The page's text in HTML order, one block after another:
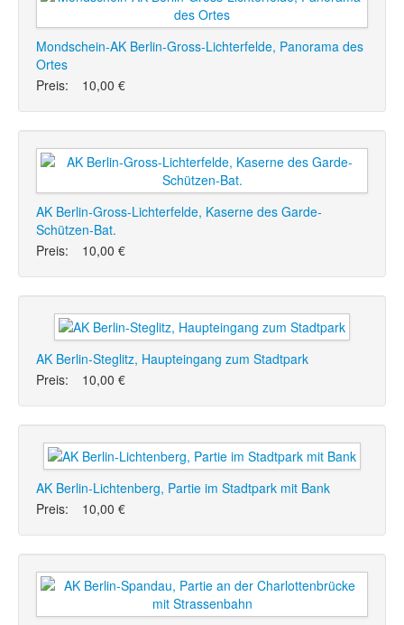
Mondschein-AK Berlin-Gross-Lichterfelde, Panorama des
Ortes
Preis:
10,00 €
AK Berlin-Gross-Lichterfelde, Kaserne des Garde-
Schützen-Bat.
Preis:
10,00 €
AK Berlin-Steglitz, Haupteingang zum Stadtpark
Preis:
10,00 €
AK Berlin-Lichtenberg, Partie im Stadtpark mit Bank
Preis:
10,00 €